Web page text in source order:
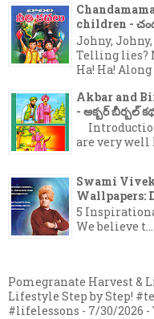
children -
Johny, Johny,
Telling lies?
Ha! Ha!
Akbar and
- అక్బర్ బీర్బల్
are very well
Swami
Wallpapers:
5
We believe t...
Pomegranate Harvest &
Lifestyle Step by Step!
#lifelessons - 7/30/2026 -